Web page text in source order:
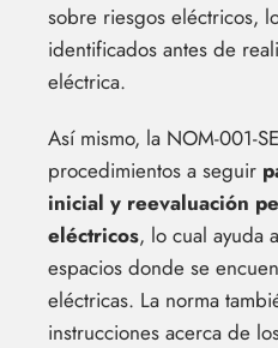
sobre riesgos eléctricos,
identificados antes de
eléctrica.
Así mismo, la NOM-001-
procedimientos a seguir
inicial y reevaluación
eléctricos, lo cual ayuda
espacios donde se
eléctricas. La norma
instrucciones acerca de